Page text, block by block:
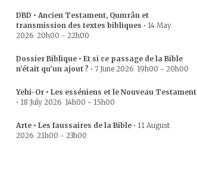
DBD • Ancien Testament, Qumrân et
transmission des textes bibliques • 14 May
2026 20h00 - 22h00
Dossier Biblique • Et si ce passage de la Bible
n’était qu’un ajout ? • 7 June 2026 19h00 - 20h00
Yehi-Or • Les esséniens et le Nouveau Testament
• 18 July 2026 14h00 - 15h00
Arte • Les faussaires de la Bible • 11 August
2026 21h00 - 23h00